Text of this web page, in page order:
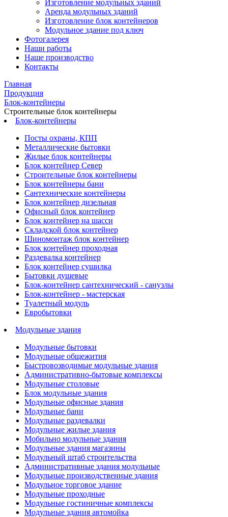
Изготовление модульных зданий
Аренда модульных зданий
Изготовление блок контейнеров
Модульное здание под ключ
Фотогалерея
Наши работы
Наше производство
Контакты
Главная
Продукция
Блок-контейнеры
Строительные блок контейнеры
Блок-контейнеры
Посты охраны, КПП
Металлические бытовки
Жилые блок контейнеры
Блок контейнер Север
Строительные блок контейнеры
Блок контейнеры бани
Сантехнические контейнеры
Блок контейнер дизельная
Офисный блок контейнер
Блок контейнер на шасси
Складской блок контейнер
Шиномонтаж блок контейнер
Блок контейнер проходная
Раздевалка контейнер
Блок контейнер сушилка
Бытовки душевые
Блок-контейнер сантехнический - санузлы
Блок-контейнер - мастерская
Туалетный модуль
Евробытовки
Модульные здания
Модульные бытовки
Модульные общежития
Быстровозводимые модульные здания
Административно-бытовые комплексы
Модульные столовые
Блок модульные здания
Модульные офисные здания
Модульные бани
Модульные раздевалки
Модульные жилые здания
Мобильно модульные здания
Модульные здания магазины
Модульный штаб строительства
Административные здания модульные
Модульные производственные здания
Модульное торговое здание
Модульные проходные
Модульные гостиничные комплексы
Модульные здания автомойка